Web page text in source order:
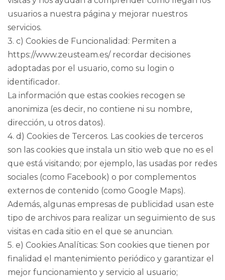
usuarios a nuestra página y mejorar nuestros
servicios.
3. c) Cookies de Funcionalidad: Permiten a
https://www.zeusteam.es/ recordar decisiones
adoptadas por el usuario, como su login o
identificador.
La información que estas cookies recogen se
anonimiza (es decir, no contiene ni su nombre,
dirección, u otros datos).
4. d) Cookies de Terceros. Las cookies de terceros
son las cookies que instala un sitio web que no es el
que está visitando; por ejemplo, las usadas por redes
sociales (como Facebook) o por complementos
externos de contenido (como Google Maps).
Además, algunas empresas de publicidad usan este
tipo de archivos para realizar un seguimiento de sus
visitas en cada sitio en el que se anuncian.
5. e) Cookies Analíticas: Son cookies que tienen por
finalidad el mantenimiento periódico y garantizar el
mejor funcionamiento y servicio al usuario;